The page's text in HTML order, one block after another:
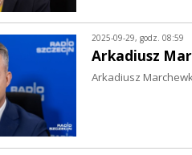
2025-09-29, godz. 08:59
Arkadiusz
Arkadiusz